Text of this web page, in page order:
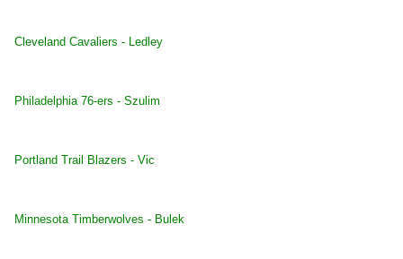
Cleveland Cavaliers - Ledley
Philadelphia 76-ers - Szulim
Portland Trail Blazers - Vic
Minnesota Timberwolves - Bulek